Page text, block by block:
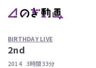
の
BIRTHDAY LIVE
2nd
2014 3時間33分